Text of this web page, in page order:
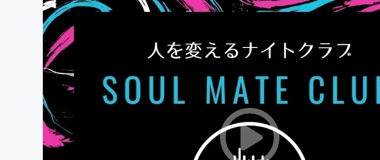
アート・写真 音楽
テクノロジー・ガジェット ゲーム・サービス開発
ビジネス・起業 チャレンジ
まちづくり・地域活性化